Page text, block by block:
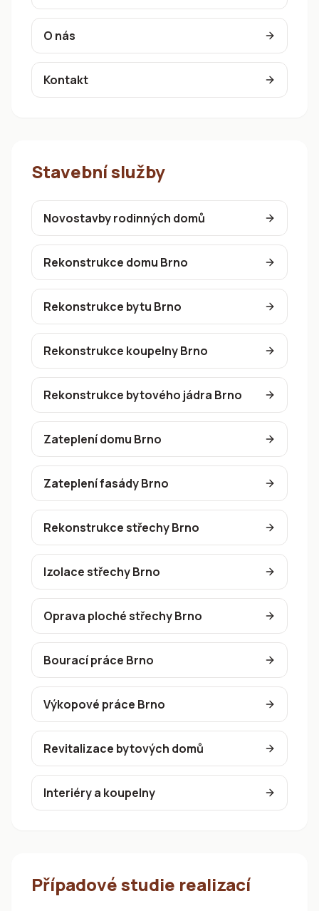
O nás
Kontakt
Stavební služby
Novostavby rodinných domů
Rekonstrukce domu Brno
Rekonstrukce bytu Brno
Rekonstrukce koupelny Brno
Rekonstrukce bytového jádra Brno
Zateplení domu Brno
Zateplení fasády Brno
Rekonstrukce střechy Brno
Izolace střechy Brno
Oprava ploché střechy Brno
Bourací práce Brno
Výkopové práce Brno
Revitalizace bytových domů
Interiéry a koupelny
Případové studie realizací